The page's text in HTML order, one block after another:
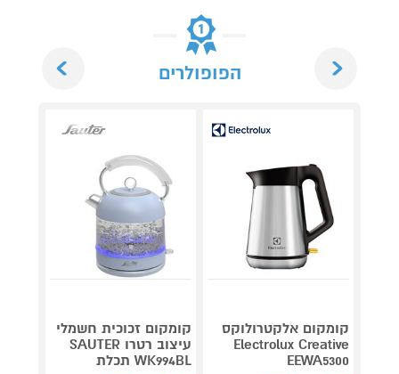
הפופולרים
קומקום אלקטרולוקס
Electrolux Creative
EEWA5300
קומקום זכוכית חשמלי
עיצוב רטרו SAUTER
WK994BL תכלת